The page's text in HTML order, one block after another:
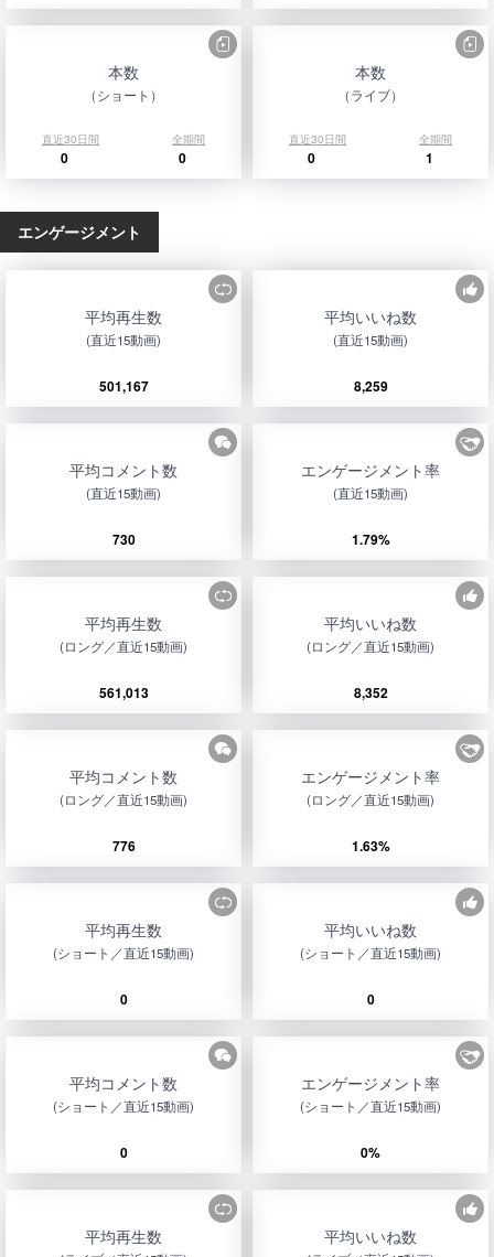
本数
（ショート）
直近30日間 全期間
0 0
本数
（ライブ）
直近30日間 全期間
0 1
エンゲージメント
平均再生数
(直近15動画)
501,167
平均いいね数
(直近15動画)
8,259
平均コメント数
(直近15動画)
730
エンゲージメント率
(直近15動画)
1.79%
平均再生数
(ロング／直近15動画)
561,013
平均いいね数
(ロング／直近15動画)
8,352
平均コメント数
(ロング／直近15動画)
776
エンゲージメント率
(ロング／直近15動画)
1.63%
平均再生数
(ショート／直近15動画)
0
平均いいね数
(ショート／直近15動画)
0
平均コメント数
(ショート／直近15動画)
0
エンゲージメント率
(ショート／直近15動画)
0%
平均再生数 平均いいね数